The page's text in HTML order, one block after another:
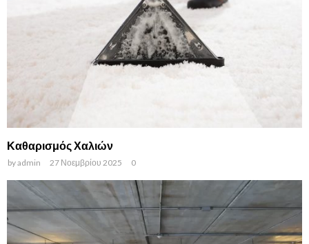
Καθαρισμός Χαλιών
byadmin 27 Νοεμβρίου 2025 0